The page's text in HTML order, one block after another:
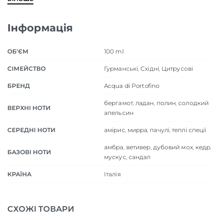
Інформація
ОБ'ЄМ 100 ml
СІМЕЙСТВО Гурманські,Східні, Цитрусові
БРЕНД Acqua di Portofino
ВЕРХНІ НОТИ
бергамот, ладан, полин,солодкий
апельсин
СЕРЕДНІ НОТИ амірис, мирра, пачулі,теплі спеції
БАЗОВІ НОТИ
амбра, ветивер, дубовий мох, кедр,
мускус, сандал
КРАЇНА Італія
СХОЖІ ТОВАРИ